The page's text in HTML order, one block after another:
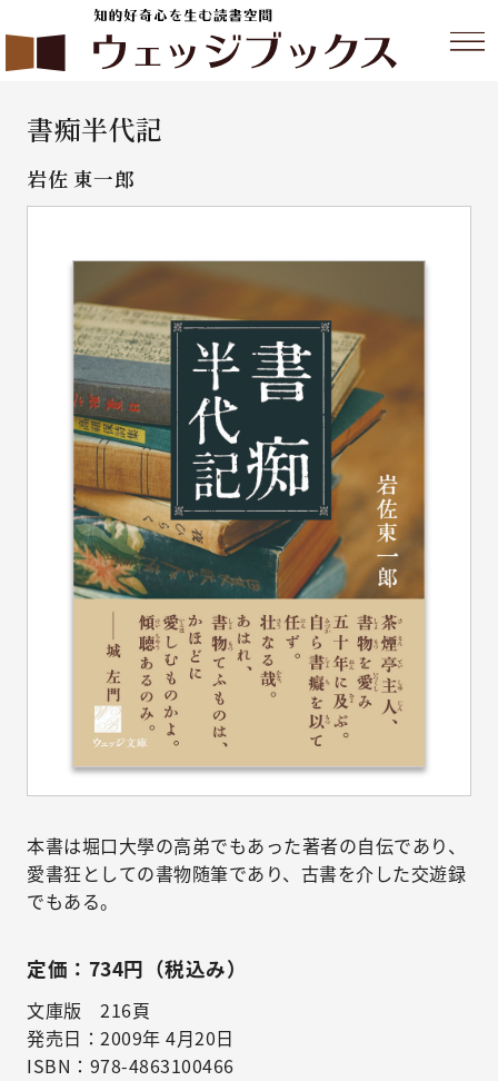
書痴半代記
岩佐 東一郎
本書は堀口大學の高弟でもあった著者の自伝であり、
愛書狂としての書物随筆であり、古書を介した交遊録
でもある。
定価：734円（税込み）
文庫版 216頁
発売日：2009年 4月20日
ISBN：978-4863100466